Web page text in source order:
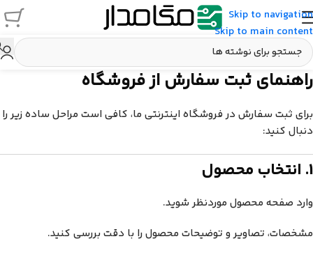
Skip to navigation
Skip to main content
راهنمای ثبت سفارش از فروشگاه
برای ثبت سفارش در فروشگاه اینترنتی ما، کافی است مراحل ساده زیر را
دنبال کنید:
1. انتخاب محصول
وارد صفحه محصول موردنظر شوید.
مشخصات، تصاویر و توضیحات محصول را با دقت بررسی کنید.